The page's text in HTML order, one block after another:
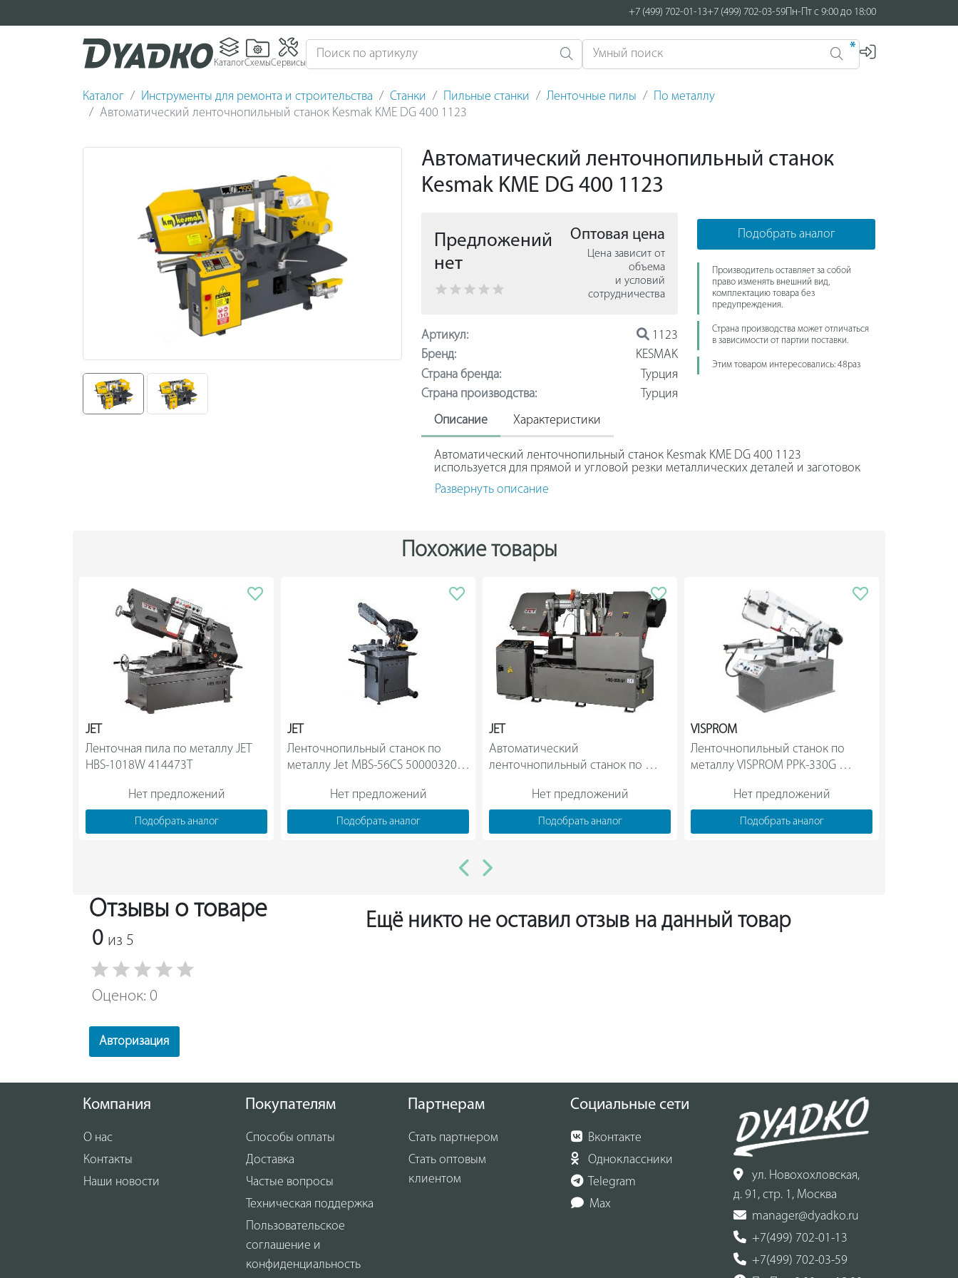
+7 (499) 702-01-13+7 (499) 702-03-59Пн-Пт с 9:00 до 18:00
КаталогСхемыСервисы
*
Каталог Инструменты для ремонта и строительства Станки Пильные станки Ленточные пилы
По металлу
Автоматический ленточнопильный станок Kesmak KME DG 400 1123
Автоматический ленточнопильный станок
Kesmak KME DG 400 1123
Предложений
нет
Оптовая цена
Цена зависит от
объема
и условий
сотрудничества
Артикул:
1123
Бренд:
KESMAK
Страна бренда:
Турция
Страна производства:
Турция
Подобрать аналог
Производитель оставляет за собой
право изменять внешний вид,
комплектацию товара без
предупреждения.
Страна производства может отличаться
в зависимости от партии поставки.
Этим товаром интересовались: 48раз
Описание Характеристики
Автоматический ленточнопильный станок Kesmak KME DG 400 1123
используется для прямой и угловой резки металлических деталей и заготовок
в серийном производстве на крупных предприятиях.
обязательно постоянно находиться рядом со станком.
качества, что обеспечивает необходимую жесткость конструкции и позволяет
выдерживать сильные нагрузки и вибрации.
Развернуть описание
Похожие товары
JET
Ленточная пила по металлу JET
Нет предложений
Подобрать аналог
JET
Ленточнопильный станок по
металлу Jet MBS-56CS 50000320M
Нет предложений
Подобрать аналог
JET
Автоматический
ленточнопильный станок по
50000480T
Нет предложений
Подобрать аналог
VISPROM
Ленточнопильный станок по
металлу VISPROM PPK-330G
Нет предложений
Подобрать аналог
Отзывы о товаре
0 из 5
Оценок: 0
Авторизация
Ещё никто не оставил отзыв на данный товар
Компания
О нас
Контакты
Наши новости
Покупателям
Способы оплаты
Доставка
Частые вопросы
Техническая поддержка
Пользовательское
соглашение и
конфиденциальность
Партнерам
Стать партнером
Стать оптовым
клиентом
Социальные сети
Вконтакте
Одноклассники
Telegram
Max
ул. Новохохловская,
д. 91, стр. 1, Москва
manager@dyadko.ru
+7(499) 702-01-13
+7(499) 702-03-59